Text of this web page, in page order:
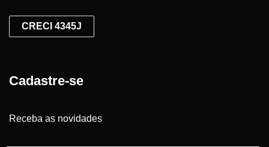
CRECI 4345J
Cadastre-se
Receba as novidades